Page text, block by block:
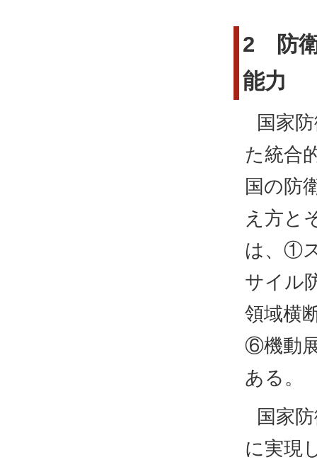
2 防衛
能力
国家
た統合
国の防
え方と
は、①
サイル
領域横
⑥機動
ある。
国家
に実現